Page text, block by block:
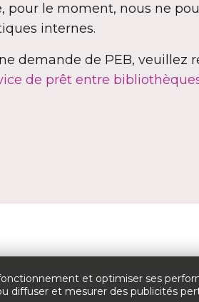
pour le moment, nous ne
internes.
demande de PEB, veuillez
de prêt entre
et optimiser ses
diffuser et mesurer des publicités